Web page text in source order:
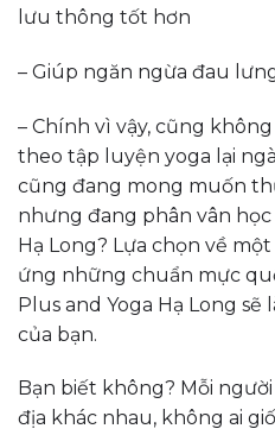
lưu thông tốt hơn
– Giúp ngăn ngừa đau
– Chính vì vậy, cũng
theo tập luyện yoga lại
cũng đang mong muốn
nhưng đang phân vân
Hạ Long? Lựa chọn về
ứng những chuẩn mực
Plus and Yoga Hạ Long
của bạn.
Bạn biết không? Mỗi
địa khác nhau, không ai